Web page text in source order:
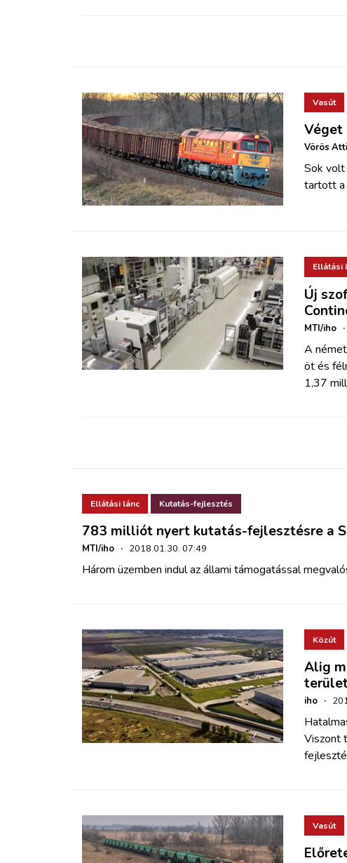
Vasút
Véget
Vörös
Sok volt
tartott a
Ellátási
Új
MTI/iho ·
A
öt és
1,37
Ellátási lánc Kutatás-fejlesztés
783 milliót nyert kutatás-fejlesztésre a
MTI/iho · 2018.01.30. 07:49
Három üzemben indul az állami támogatással
Közút
Alig
iho ·
Viszont
Vasút